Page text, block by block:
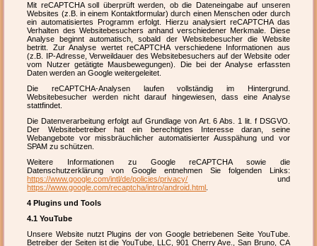
Mit reCAPTCHA soll überprüft werden, ob die Dateneingabe auf unseren
Websites (z.B. in einem Kontaktformular) durch einen Menschen oder durch
ein automatisiertes Programm erfolgt. Hierzu analysiert reCAPTCHA das
Verhalten des Websitebesuchers anhand verschiedener Merkmale. Diese
Analyse beginnt automatisch, sobald der Websitebesucher die Website
betritt. Zur Analyse wertet reCAPTCHA verschiedene Informationen aus
(z.B. IP-Adresse, Verweildauer des Websitebesuchers auf der Website oder
vom Nutzer getätigte Mausbewegungen). Die bei der Analyse erfassten
Daten werden an Google weitergeleitet.
Die reCAPTCHA-Analysen laufen vollständig im Hintergrund.
Websitebesucher werden nicht darauf hingewiesen, dass eine Analyse
stattfindet.
Die Datenverarbeitung erfolgt auf Grundlage von Art. 6 Abs. 1 lit. f DSGVO.
Der Websitebetreiber hat ein berechtigtes Interesse daran, seine
Webangebote vor missbräuchlicher automatisierter Ausspähung und vor
SPAM zu schützen.
Weitere Informationen zu Google reCAPTCHA sowie die
Datenschutzerklärung von Google entnehmen Sie folgenden Links:
https://www.google.com/intl/de/policies/privacy/ und
https://www.google.com/recaptcha/intro/android.html
4 Plugins und Tools
4.1 YouTube
Unsere Website nutzt Plugins der von Google betriebenen Seite YouTube.
Betreiber der Seiten ist die YouTube, LLC, 901 Cherry Ave., San Bruno, CA